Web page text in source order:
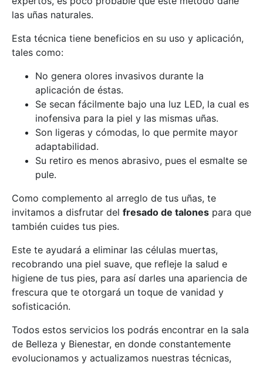
las uñas naturales.
Esta técnica tiene beneficios en su uso y aplicación,
tales como:
No genera olores invasivos durante la
aplicación de éstas.
Se secan fácilmente bajo una luz LED, la cual es
inofensiva para la piel y las mismas uñas.
Son ligeras y cómodas, lo que permite mayor
adaptabilidad.
Su retiro es menos abrasivo, pues el esmalte se
pule.
Como complemento al arreglo de tus uñas, te
invitamos a disfrutar del fresado de talones para que
también cuides tus pies.
Este te ayudará a eliminar las células muertas,
recobrando una piel suave, que refleje la salud e
higiene de tus pies, para así darles una apariencia de
frescura que te otorgará un toque de vanidad y
sofisticación.
Todos estos servicios los podrás encontrar en la sala
de Belleza y Bienestar, en donde constantemente
evolucionamos y actualizamos nuestras técnicas,